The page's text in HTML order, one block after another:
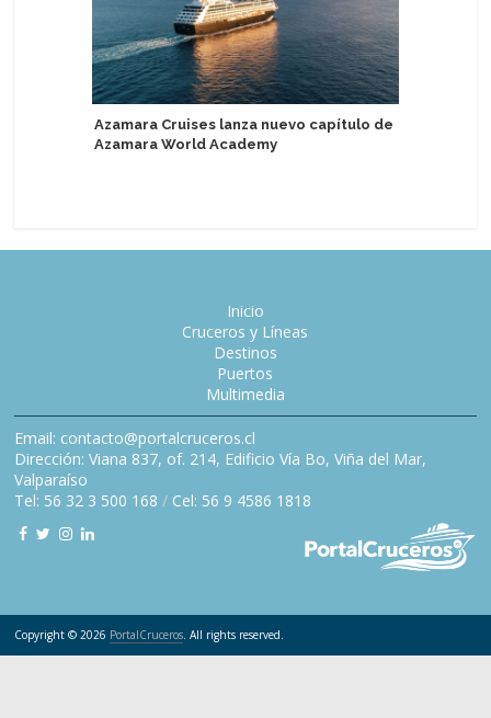
Azamara Cruises lanza nuevo capítulo de
Azamara World Academy
Inicio
Cruceros y Líneas
Destinos
Puertos
Multimedia
Email: contacto@portalcruceros.cl
Dirección: Viana 837, of. 214, Edificio Vía Bo, Viña del Mar,
Valparaíso
Tel: 56 32 3 500 168 / Cel: 56 9 4586 1818
Copyright © 2026 PortalCruceros. All rights reserved.